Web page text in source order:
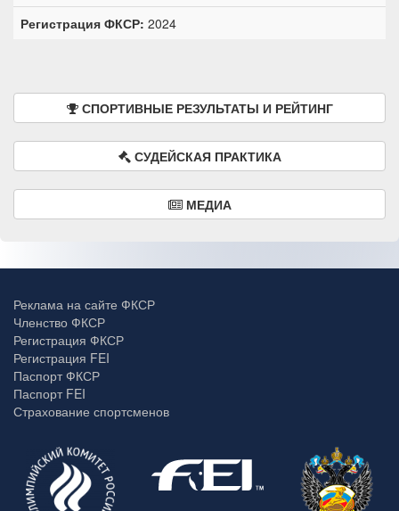
Регистрация ФКСР: 2024
СПОРТИВНЫЕ РЕЗУЛЬТАТЫ И РЕЙТИНГ
СУДЕЙСКАЯ ПРАКТИКА
МЕДИА
Реклама на сайте ФКСР
Членство ФКСР
Регистрация ФКСР
Регистрация FEI
Паспорт ФКСР
Паспорт FEI
Страхование спортсменов